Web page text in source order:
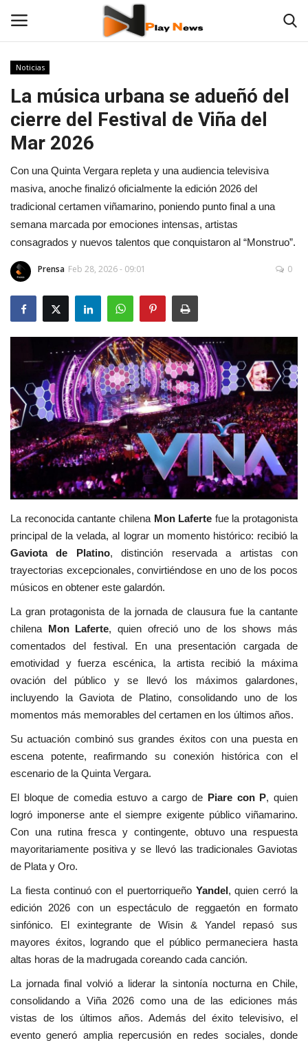
Contáctenos
TV en Vivo
En Vivo
Noticias
Fotos
Empresas
Deportes
Cine y TV
Videos virales
Tecnología
Podcast y Audios
Noticias
La música urbana se adueñó del
cierre del Festival de Viña del
Mar 2026
Con una Quinta Vergara repleta y una audiencia televisiva
masiva, anoche finalizó oficialmente la edición 2026 del
tradicional certamen viñamarino, poniendo punto final a una
semana marcada por emociones intensas, artistas
consagrados y nuevos talentos que conquistaron al “Monstruo”.
Prensa Feb 28, 2026 - 09:01 0
La reconocida cantante chilena Mon Laferte fue la protagonista
principal de la velada, al lograr un momento histórico: recibió la
Gaviota de Platino, distinción reservada a artistas con
trayectorias excepcionales, convirtiéndose en uno de los pocos
músicos en obtener este galardón.
La gran protagonista de la jornada de clausura fue la cantante
chilena Mon Laferte, quien ofreció uno de los shows más
comentados del festival. En una presentación cargada de
emotividad y fuerza escénica, la artista recibió la máxima
ovación del público y se llevó los máximos galardones,
incluyendo la Gaviota de Platino, consolidando uno de los
momentos más memorables del certamen en los últimos años.
Su actuación combinó sus grandes éxitos con una puesta en
escena potente, reafirmando su conexión histórica con el
escenario de la Quinta Vergara.
El bloque de comedia estuvo a cargo de Piare con P, quien
logró imponerse ante el siempre exigente público viñamarino.
Con una rutina fresca y contingente, obtuvo una respuesta
mayoritariamente positiva y se llevó las tradicionales Gaviotas
de Plata y Oro.
La fiesta continuó con el puertorriqueño Yandel, quien cerró la
edición 2026 con un espectáculo de reggaetón en formato
sinfónico. El exintegrante de Wisin & Yandel repasó sus
mayores éxitos, logrando que el público permaneciera hasta
altas horas de la madrugada coreando cada canción.
La jornada final volvió a liderar la sintonía nocturna en Chile,
consolidando a Viña 2026 como una de las ediciones más
vistas de los últimos años. Además del éxito televisivo, el
evento generó amplia repercusión en redes sociales, donde